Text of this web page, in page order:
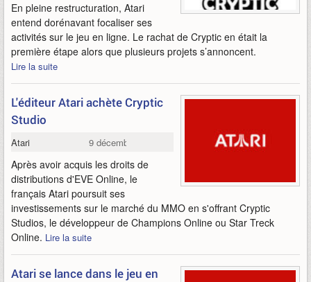
En pleine restructuration, Atari
entend dorénavant focaliser ses
activités sur le jeu en ligne. Le rachat de Cryptic en était la
première étape alors que plusieurs projets s’annoncent.
Lire la suite
L'éditeur Atari achète Cryptic
Studio
Atari 9 décembre 2008
Après avoir acquis les droits de
distributions d'EVE Online, le
français Atari poursuit ses
investissements sur le marché du MMO en s'offrant Cryptic
Studios, le développeur de Champions Online ou Star Treck
Online. Lire la suite
Atari se lance dans le jeu en